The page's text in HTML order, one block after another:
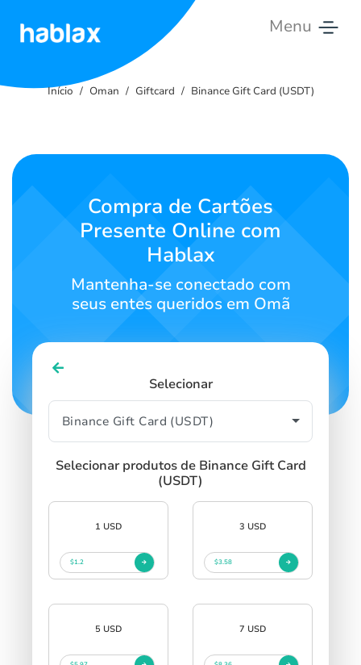
Menu
Tarifas
Contate-
Início Oman Giftcard Binance Gift Card (USDT)
Compra de Cartões
Presente Online com
Hablax
Mantenha-se conectado com
seus entes queridos em Omã
Selecionar
Selecionar produtos de Binance Gift Card
(USDT)
1 USD
$1.2
3 USD
$3.58
5 USD 7 USD